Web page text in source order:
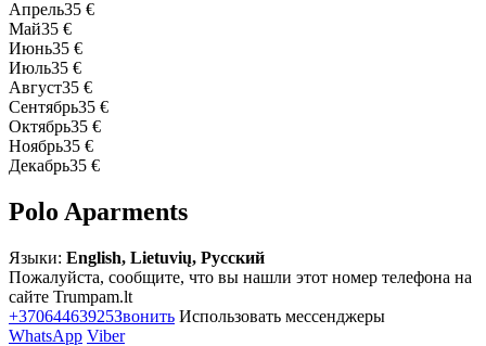
Апрель35 €
Май35 €
Июнь35 €
Июль35 €
Август35 €
Сентябрь35 €
Октябрь35 €
Ноябрь35 €
Декабрь35 €
Polo Aparments
Языки: English, Lietuvių, Русский
Пожалуйста, сообщите, что вы нашли этот номер телефона на
сайте Trumpam.lt
+37064463925Звонить Использовать мессенджеры
WhatsApp Viber